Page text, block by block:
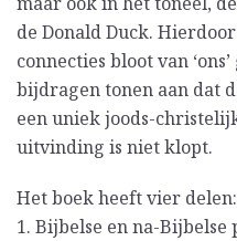
de Donald Duck.
connecties bloot van
bijdragen tonen aan dat
een uniek joods-
uitvinding is niet klopt.
Het boek heeft vier delen:
1. Bijbelse en na-